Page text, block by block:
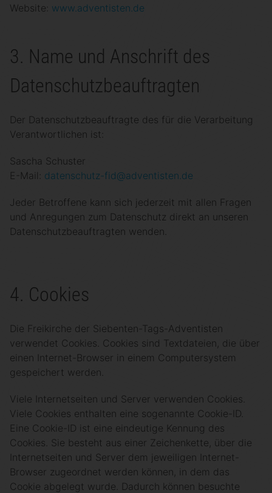
Website: www.adventisten.de
3. Name und Anschrift des
Datenschutzbeauftragten
Der Datenschutzbeauftragte des für die Verarbeitung
Verantwortlichen ist:
Sascha Schuster
E-Mail: datenschutz-fid@adventisten.de
Jeder Betroffene kann sich jederzeit mit allen Fragen
und Anregungen zum Datenschutz direkt an unseren
Datenschutzbeauftragten wenden.
4. Cookies
Die Freikirche der Siebenten-Tags-Adventisten
verwendet Cookies. Cookies sind Textdateien, die über
einen Internet-Browser in einem Computersystem
gespeichert werden.
Viele Internetseiten und Server verwenden Cookies.
Viele Cookies enthalten eine sogenannte Cookie-ID.
Eine Cookie-ID ist eine eindeutige Kennung des
Cookies. Sie besteht aus einer Zeichenkette, über die
Internetseiten und Server dem jeweiligen Internet-
Browser zugeordnet werden können, in dem das
Cookie abgelegt wurde. Dadurch können besuchte